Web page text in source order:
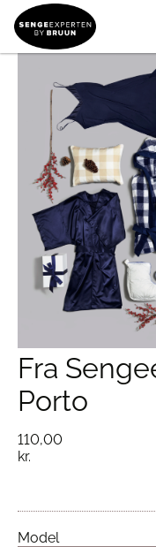
Uncategorized
Fra
Porto
110,00
kr.
Model